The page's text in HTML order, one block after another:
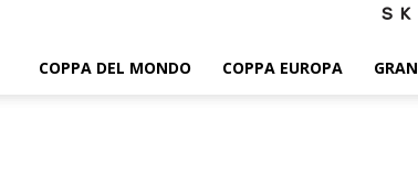
COPPA DEL MONDO COPPA EUROPA